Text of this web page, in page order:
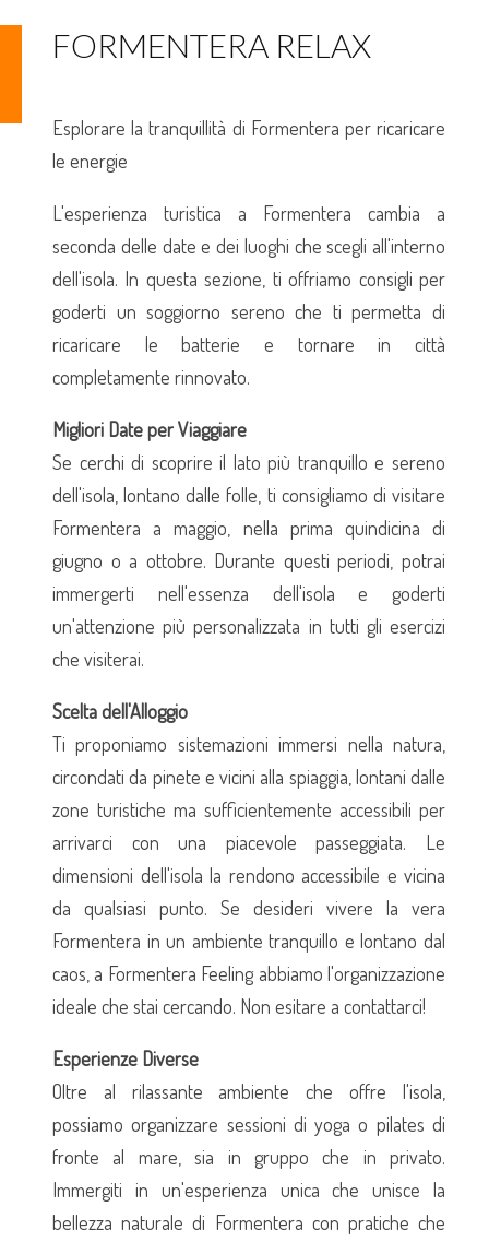
FORMENTERA RELAX
Esplorare la tranquillità di Formentera per ricaricare
le energie
L'esperienza turistica a Formentera cambia a
seconda delle date e dei luoghi che scegli all'interno
dell'isola. In questa sezione, ti offriamo consigli per
goderti un soggiorno sereno che ti permetta di
ricaricare le batterie e tornare in città
completamente rinnovato.
Migliori Date per Viaggiare
Se cerchi di scoprire il lato più tranquillo e sereno
dell'isola, lontano dalle folle, ti consigliamo di visitare
Formentera a maggio, nella prima quindicina di
giugno o a ottobre. Durante questi periodi, potrai
immergerti nell'essenza dell'isola e goderti
un'attenzione più personalizzata in tutti gli esercizi
che visiterai.
Scelta dell'Alloggio
Ti proponiamo sistemazioni immersi nella natura,
circondati da pinete e vicini alla spiaggia, lontani dalle
zone turistiche ma sufficientemente accessibili per
arrivarci con una piacevole passeggiata. Le
dimensioni dell'isola la rendono accessibile e vicina
da qualsiasi punto. Se desideri vivere la vera
Formentera in un ambiente tranquillo e lontano dal
caos, a Formentera Feeling abbiamo l'organizzazione
ideale che stai cercando. Non esitare a contattarci!
Esperienze Diverse
Oltre al rilassante ambiente che offre l'isola,
possiamo organizzare sessioni di yoga o pilates di
fronte al mare, sia in gruppo che in privato.
Immergiti in un'esperienza unica che unisce la
bellezza naturale di Formentera con pratiche che